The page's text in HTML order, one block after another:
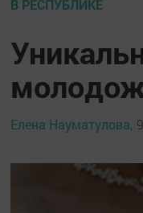
В РЕСПУБЛИКЕ
Елена Науматулова,